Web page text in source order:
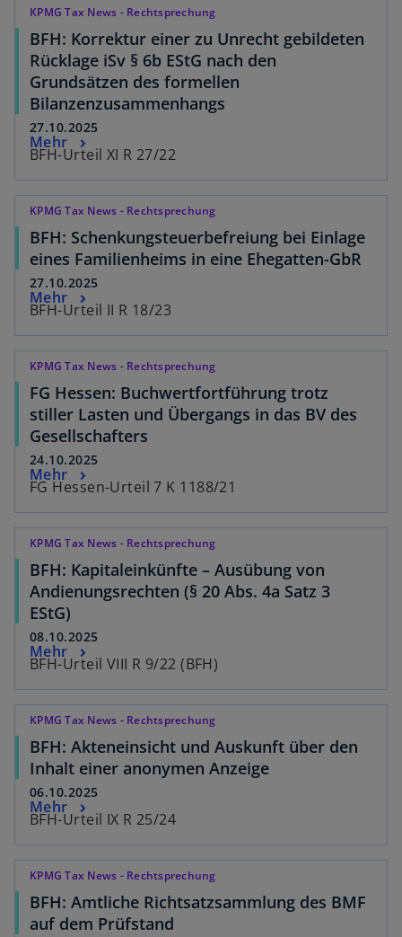
KPMG Tax News - Rechtsprechung
BFH: Korrektur einer zu Unrecht gebildeten
Rücklage iSv § 6b EStG nach den
Grundsätzen des formellen
Bilanzenzusammenhangs
27.10.2025
BFH-Urteil XI R 27/22
Mehr
KPMG Tax News - Rechtsprechung
BFH: Schenkungsteuerbefreiung bei Einlage
eines Familienheims in eine Ehegatten-GbR
27.10.2025
BFH-Urteil II R 18/23
Mehr
KPMG Tax News - Rechtsprechung
FG Hessen: Buchwertfortführung trotz
stiller Lasten und Übergangs in das BV des
Gesellschafters
24.10.2025
FG Hessen-Urteil 7 K 1188/21
Mehr
KPMG Tax News - Rechtsprechung
BFH: Kapitaleinkünfte – Ausübung von
Andienungsrechten (§ 20 Abs. 4a Satz 3
EStG)
08.10.2025
BFH-Urteil VIII R 9/22 (BFH)
Mehr
KPMG Tax News - Rechtsprechung
BFH: Akteneinsicht und Auskunft über den
Inhalt einer anonymen Anzeige
06.10.2025
BFH-Urteil IX R 25/24
Mehr
KPMG Tax News - Rechtsprechung
BFH: Amtliche Richtsatzsammlung des BMF
auf dem Prüfstand